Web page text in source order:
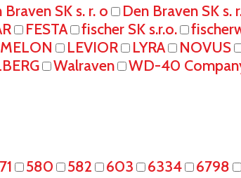
Braven SK s. r. o Den Braven SK s.
FESTA fischer SK s.r.o.
LEVIOR LYRA NOVUS
Walraven WD-40
580 582 603 6334 6798